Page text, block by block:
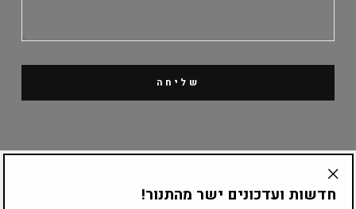
שליחה
קטלוג מוצרים
חדשות ועדכונים ישר מהתנור!
"Translation